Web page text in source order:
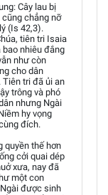
Cây lau bị
cũng chẳng nỡ
(Is 42,3).
tiên tri Isaia
nhiêu đắng
như còn
cho dân
tri đã ủi an
trông và phó
nhưng Ngài
hy vọng
đích.
quyền thế hơn
cởi quai dép
xưa, nay đã
một con
được sinh